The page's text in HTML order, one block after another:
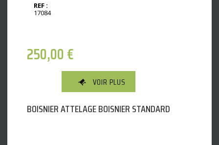
REF :
17084
250,00€
VOIR PLUS
BOISNIER ATTELAGE BOISNIER STANDARD